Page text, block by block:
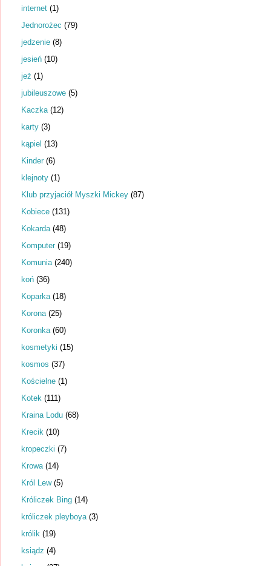
internet (1)
Jednorożec (79)
jedzenie (8)
jesień (10)
jeż (1)
jubileuszowe (5)
Kaczka (12)
karty (3)
kąpiel (13)
Kinder (6)
klejnoty (1)
Klub przyjaciół Myszki Mickey (87)
Kobiece (131)
Kokarda (48)
Komputer (19)
Komunia (240)
koń (36)
Koparka (18)
Korona (25)
Koronka (60)
kosmetyki (15)
kosmos (37)
Kościelne (1)
Kotek (111)
Kraina Lodu (68)
Krecik (10)
kropeczki (7)
Krowa (14)
Król Lew (5)
Króliczek Bing (14)
króliczek pleyboya (3)
królik (19)
ksiądz (4)